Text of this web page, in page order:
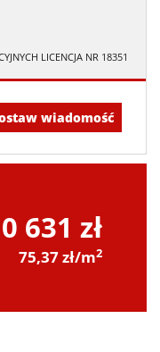
LICENCJA NR 18351
wiadomość
631 zł
75,37 zł/m2